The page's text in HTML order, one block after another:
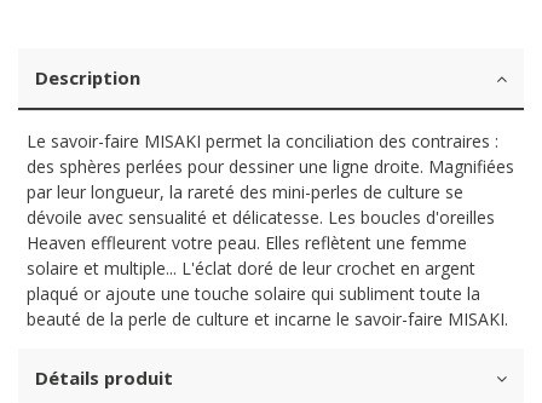
Description
Le savoir-faire MISAKI permet la conciliation des contraires :
des sphères perlées pour dessiner une ligne droite. Magnifiées
par leur longueur, la rareté des mini-perles de culture se
dévoile avec sensualité et délicatesse. Les boucles d'oreilles
Heaven effleurent votre peau. Elles reflètent une femme
solaire et multiple... L'éclat doré de leur crochet en argent
plaqué or ajoute une touche solaire qui subliment toute la
beauté de la perle de culture et incarne le savoir-faire MISAKI.
Détails produit